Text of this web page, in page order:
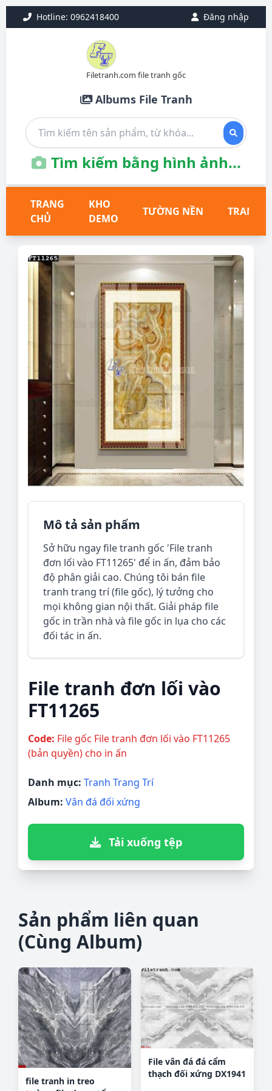
Hotline: 0962418400 Đăng nhập
Filetranh.com file tranh gốc
Albums File Tranh
Tìm kiếm bằng hình ảnh...
TRANG
CHỦ
KHO
DEMO
TƯỜNG NỀN TRANH
Mô tả sản phẩm
Sở hữu ngay file tranh gốc 'File tranh
đơn lối vào FT11265' để in ấn, đảm bảo
độ phân giải cao. Chúng tôi bán file
tranh trang trí (file gốc), lý tưởng cho
mọi không gian nội thất. Giải pháp file
gốc in trần nhà và file gốc in lụa cho các
đối tác in ấn.
File tranh đơn lối vào
FT11265
Code: File gốc File tranh đơn lối vào FT11265
(bản quyền) cho in ấn
Danh mục: Tranh Trang Trí
Album: Vân đá đối xứng
Tải xuống tệp
Sản phẩm liên quan
(Cùng Album)
file tranh in treo
File vân đá đá cẩm
thạch đối xứng DX1941